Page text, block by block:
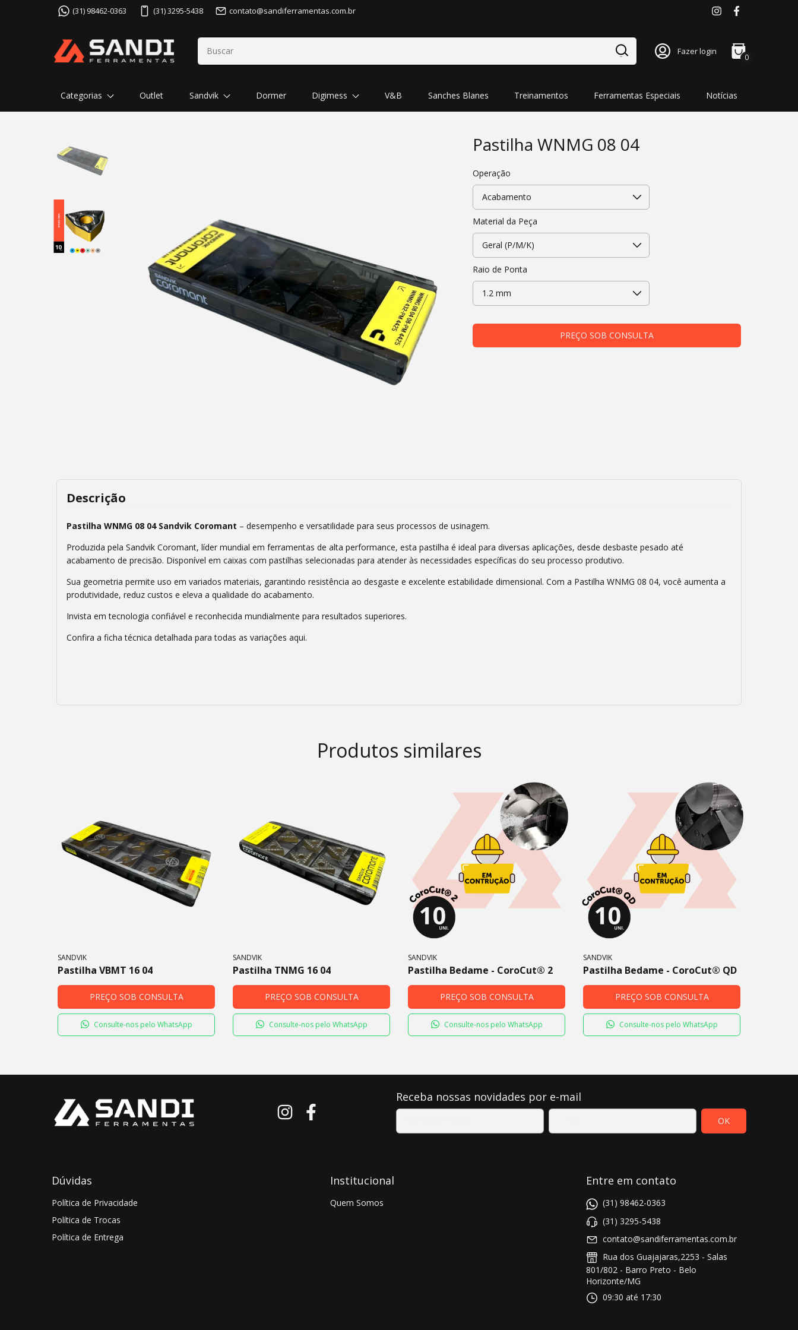
(31) 98462-0363 (31) 3295-5438 contato@sandiferramentas.com.br
Fazer login
0
Categorias Outlet Sandvik Dormer Digimess V&B Sanches Blanes Treinamentos Ferramentas Especiais Notícias
Pastilha WNMG 08 04
Operação
Material da Peça
Raio de Ponta
Descrição
Pastilha WNMG 08 04 Sandvik Coromant – desempenho e versatilidade para seus processos de usinagem.
Produzida pela Sandvik Coromant, líder mundial em ferramentas de alta performance, esta pastilha é ideal para diversas aplicações, desde desbaste pesado até
acabamento de precisão. Disponível em caixas com pastilhas selecionadas para atender às necessidades específicas do seu processo produtivo.
Sua geometria permite uso em variados materiais, garantindo resistência ao desgaste e excelente estabilidade dimensional. Com a Pastilha WNMG 08 04, você aumenta a
produtividade, reduz custos e eleva a qualidade do acabamento.
Invista em tecnologia confiável e reconhecida mundialmente para resultados superiores.
Confira a ficha técnica detalhada para todas as variações aqui.
Produtos similares
SANDVIK
Pastilha VBMT 16 04
PREÇO SOB CONSULTA
Consulte-nos pelo WhatsApp
SANDVIK
Pastilha TNMG 16 04
PREÇO SOB CONSULTA
Consulte-nos pelo WhatsApp
SANDVIK
Pastilha Bedame - CoroCut® 2
PREÇO SOB CONSULTA
Consulte-nos pelo WhatsApp
SANDVIK
Pastilha Bedame - CoroCut® QD
PREÇO SOB CONSULTA
Consulte-nos pelo WhatsApp
Receba nossas novidades por e-mail
Dúvidas
Política de Privacidade
Política de Trocas
Política de Entrega
Institucional
Quem Somos
Entre em contato
(31) 98462-0363
(31) 3295-5438
contato@sandiferramentas.com.br
Rua dos Guajajaras,2253 - Salas
801/802 - Barro Preto - Belo
Horizonte/MG
09:30 até 17:30